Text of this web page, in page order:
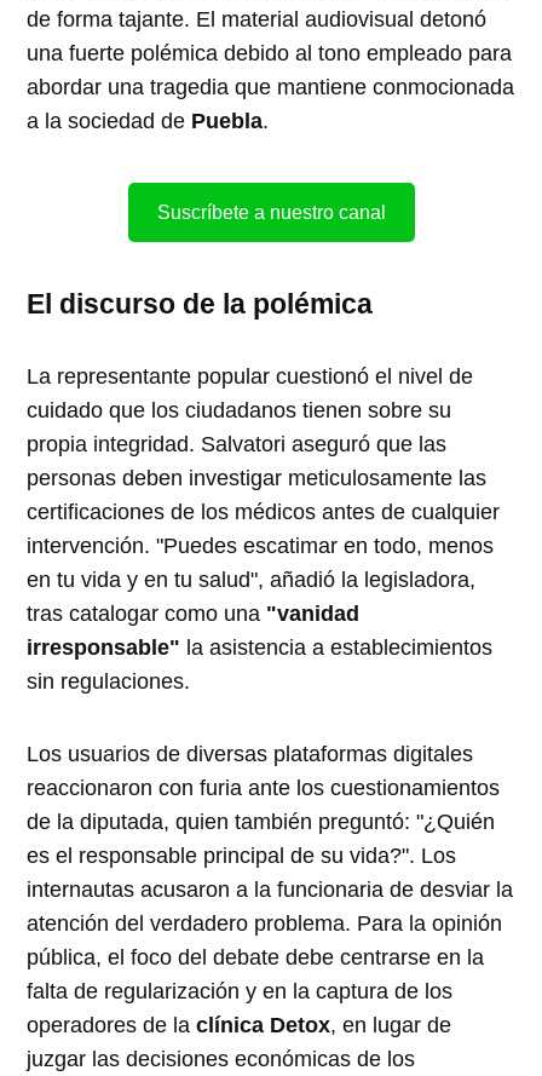
de forma tajante. El material audiovisual detonó
una fuerte polémica debido al tono empleado para
abordar una tragedia que mantiene conmocionada
a la sociedad de Puebla.
Suscríbete a nuestro canal
El discurso de la polémica
La representante popular cuestionó el nivel de
cuidado que los ciudadanos tienen sobre su
propia integridad. Salvatori aseguró que las
personas deben investigar meticulosamente las
certificaciones de los médicos antes de cualquier
intervención. "Puedes escatimar en todo, menos
en tu vida y en tu salud", añadió la legisladora,
tras catalogar como una "vanidad
irresponsable" la asistencia a establecimientos
sin regulaciones.
Los usuarios de diversas plataformas digitales
reaccionaron con furia ante los cuestionamientos
de la diputada, quien también preguntó: "¿Quién
es el responsable principal de su vida?". Los
internautas acusaron a la funcionaria de desviar la
atención del verdadero problema. Para la opinión
pública, el foco del debate debe centrarse en la
falta de regularización y en la captura de los
operadores de laclínica Detox, en lugar de
juzgar las decisiones económicas de los